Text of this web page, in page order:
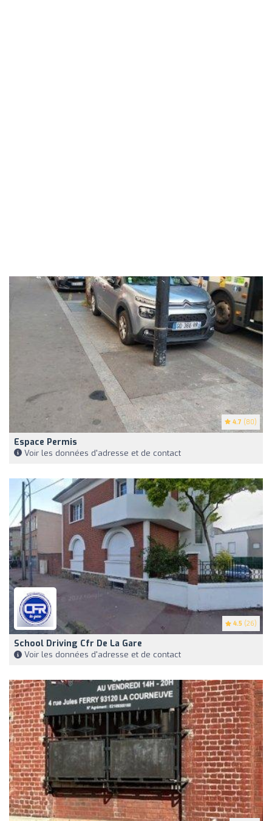
4.7 (80)
Espace Permis
Voir les données d'adresse et de contact
4.5 (26)
School Driving Cfr De La Gare
Voir les données d'adresse et de contact